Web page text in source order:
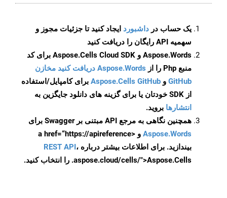
یک حساب در داشبورد ایجاد کنید تا جزئیات مجوز و
سهمیه API رایگان را دریافت کنید
Aspose.Words و Aspose.Cells Cloud SDK برای کد
منبع Php را از
Aspose.Words دریافت کنید مخازن
GitHub و Aspose.Cells GitHub برای کامپایل/استفاده
از SDK خودتان یا برای گزینه های دانلود جایگزین به
انتشارها بروید.
همچنین نگاهی به مرجع API مبتنی بر Swagger برای
Aspose.Words
و <a href=“https://apireference
بیندازید. برای اطلاعات بیشتر درباره REST API،
.aspose.cloud/cells/">Aspose.Cells را انتخاب کنید.